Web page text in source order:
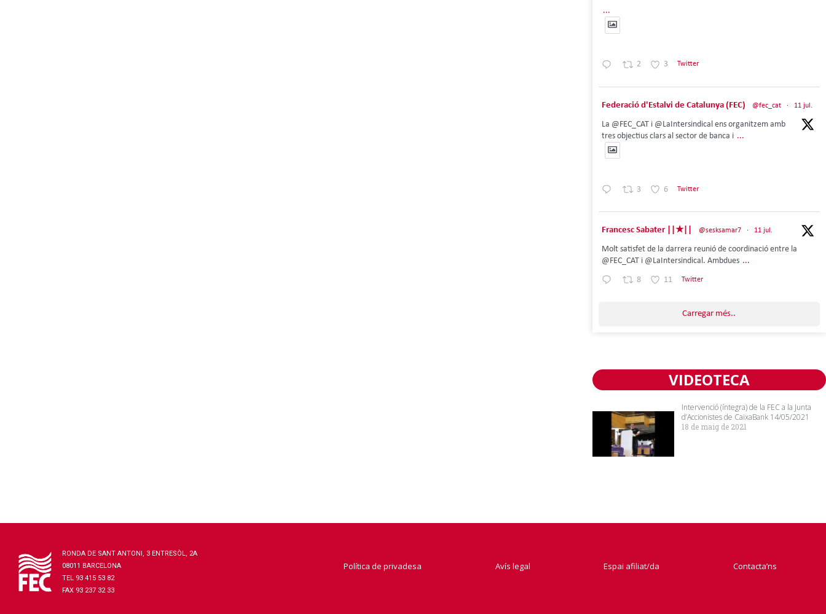
...
2 3 Twitter
Federació d'Estalvi de Catalunya (FEC) @fec_cat · 11 jul.
La @FEC_CAT i @LaIntersindical ens organitzem amb
tres objectius clars al sector de banca i ...
3 6 Twitter
Francesc Sabater ||★|| @sesksamar7 · 11 jul.
Molt satisfet de la darrera reunió de coordinació entre la
@FEC_CAT i @LaIntersindical. Ambdues ...
8 11 Twitter
Carregar més..
VIDEOTECA
Intervenció (íntegra) de la FEC a la Junta
d’Accionistes de CaixaBank 14/05/2021
18 de maig de 2021
RONDA DE SANT ANTONI, 3 ENTRESÒL, 2A
08011 BARCELONA
TEL 93 415 53 82
FAX 93 237 32 33
Política de privadesa Avís legal Espai afiliat/da Contacta’ns